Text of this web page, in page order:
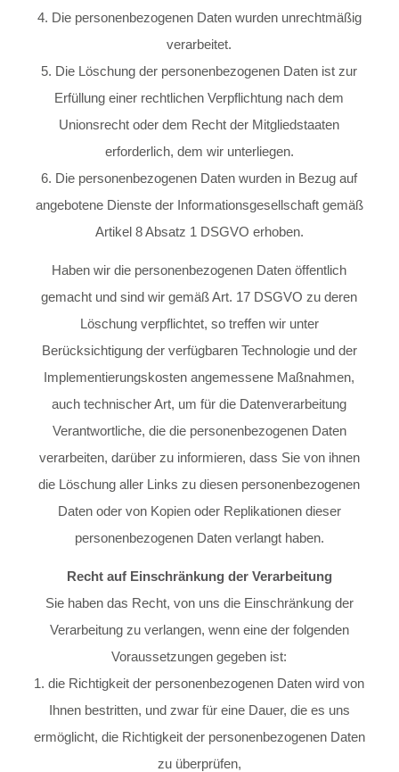
4. Die personenbezogenen Daten wurden unrechtmäßig
verarbeitet.
5. Die Löschung der personenbezogenen Daten ist zur
Erfüllung einer rechtlichen Verpflichtung nach dem
Unionsrecht oder dem Recht der Mitgliedstaaten
erforderlich, dem wir unterliegen.
6. Die personenbezogenen Daten wurden in Bezug auf
angebotene Dienste der Informationsgesellschaft gemäß
Artikel 8 Absatz 1 DSGVO erhoben.
Haben wir die personenbezogenen Daten öffentlich
gemacht und sind wir gemäß Art. 17 DSGVO zu deren
Löschung verpflichtet, so treffen wir unter
Berücksichtigung der verfügbaren Technologie und der
Implementierungskosten angemessene Maßnahmen,
auch technischer Art, um für die Datenverarbeitung
Verantwortliche, die die personenbezogenen Daten
verarbeiten, darüber zu informieren, dass Sie von ihnen
die Löschung aller Links zu diesen personenbezogenen
Daten oder von Kopien oder Replikationen dieser
personenbezogenen Daten verlangt haben.
Recht auf Einschränkung der Verarbeitung
Sie haben das Recht, von uns die Einschränkung der
Verarbeitung zu verlangen, wenn eine der folgenden
Voraussetzungen gegeben ist:
1. die Richtigkeit der personenbezogenen Daten wird von
Ihnen bestritten, und zwar für eine Dauer, die es uns
ermöglicht, die Richtigkeit der personenbezogenen Daten
zu überprüfen,